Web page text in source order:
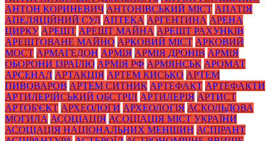
АНТОН КОРИНЕВИЧ АНТОНІВСЬКИЙ МІСТ АПАТІЯ
АПЕЛЯЦІЙНИЙ СУД АПТЕКА АРГЕНТИНА АРЕНА
ЦИРКУ АРЕШТ АРЕШТ МАЙНА АРЕШТ РАХУНКІВ
АРЕШТОВАНЕ МАЙНО АРКОВИЙ МІСТ АРКОВИЙ
МОСТ АРМАГЕДОН АРМІЯ АРМІЯ ДРОНІВ АРМІЯ
ОБОРОНИ ІЗРАЇЛЮ АРМІЯ РФ АРМЯНСЬК АРОМАТ
АРСЕНАЛ АРТАКЦІЯ АРТЕМ КИСЬКО АРТЕМ
ПИВОВАРОВ АРТЕМ СИТНИК АРТЕФАКТ АРТЕФАКТИ
АРТИЛЕРІЙСЬКИЙ ОБСТРІЛ АРТИЛЕРІЯ АРТИСТ
АРТОБ'ЄКТ АРХЕОЛОГИ АРХЕОЛОГІЯ АСКОЛЬДОВА
МОГИЛА АСОЦІАЦІЯ АСОЦІАЦІЯ МІСТ УКРАЇНИ
АСОЦІАЦІЯ НАЦІОНАЛЬНИХ МЕНШИН АСПІРАНТ